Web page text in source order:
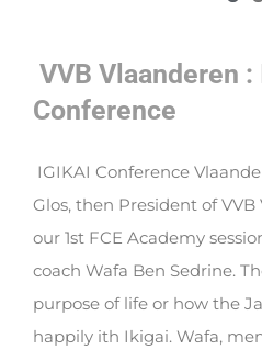
VVB Vlaanderen :
Conference
IGIKAI Conference
Glos, then President of
our 1st FCE Academy
coach Wafa Ben Sedrine.
purpose of life or how the
happily ith Ikigai. Wafa,